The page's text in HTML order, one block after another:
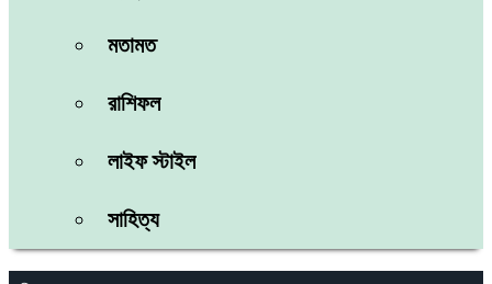
মতামত
রাশিফল
লাইফ স্টাইল
সাহিত্য